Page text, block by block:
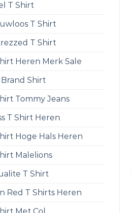
T Shirt
T Shirt
T Shirt
Heren Merk Sale
Brand Shirt
Tommy Jeans
T Shirt Heren
Hoge Hals Heren
Malelions
T Shirt
Red T Shirts Heren